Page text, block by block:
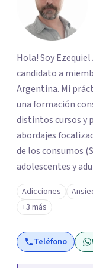
Hola! Soy
candidato a
Argentina. Mi
una formación
distintos cursos y
abordajes
de los consumos
adolescentes y
como online.
depresión,
alimentarios,
otras situaciones
cada persona
Adicciones
+3 más
Teléfono